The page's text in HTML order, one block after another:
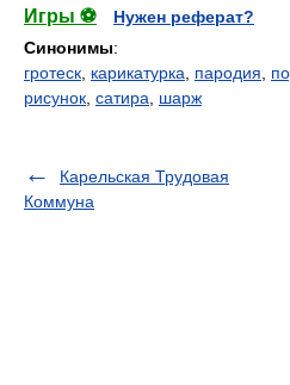
Игры ⚽
Нужен реферат?
Синонимы:
гротеск карикатурка пародия
рисунок сатира шарж
Карельская Трудовая
Коммуна